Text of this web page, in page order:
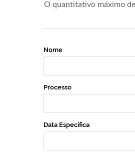
O quantitativo máximo
Nome
Processo
Data Específica